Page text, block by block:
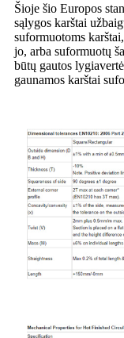
Šioje šio Europos
sąlygos karštai
suformuotoms
jo, arba suformuotų
būtų gautos
gaunamos karštai